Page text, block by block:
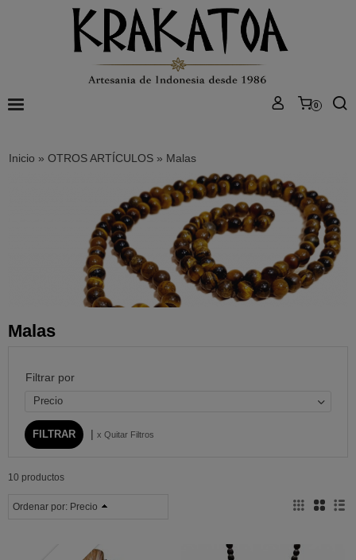
0
Inicio » OTROS ARTÍCULOS » Malas
Malas
Filtrar por
Precio
| x Quitar Filtros
10 productos
Ordenar por: Precio